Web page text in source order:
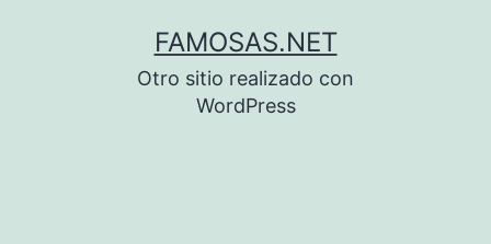
FAMOSAS.NET
Otro sitio realizado con
WordPress